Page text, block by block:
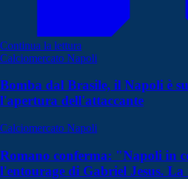
Continua la lettura
Calciomercato Napoli
Bomba dal Brasile, il Napoli è
l'apertura dell'attaccante
Calciomercato Napoli
Romano conferma: "Napoli in
l'entourage di Gabriel Jesus.